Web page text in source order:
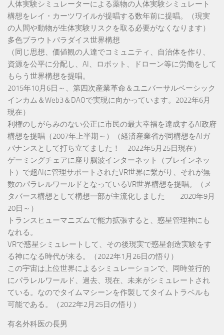
人体実験シミュレーターによる薬物の人体実験シミュレート
構想をレイ・カーツワイルが提唱する数年前に提唱。（現実
の人間や動物が生体実験リスクを取る必要がなくなります）
多色プラウトパラダイス世界構想
（同じ思想、価値観の人達でコミュニティ、自治体を作り、
資源を公平に分配し、AI、ロボット、ドローン等に労働をして
もらう世界構想を提唱。
2015年10月6日～、第四次産業革命＆ユニバーサルベーシック
インカム＆Web3＆DAOで実現に向かっています。2022年6月
現在）
利権のしがらみのない公正に市民の最大幸福を達成するAI政府
構想を提唱（2007年上半期～）（経済産業省が同構想をAIガ
バナンスとして打ち立てました！ 2022年5月25日現在）
ゲーミングチェアに座り脳波インターネット（ブレインネッ
ト）で超AIに管理サポートされたVR世界に繋がり、それが無
数のパラレルワールドとなっているVR世界構想を提唱。（メ
タバース構想として構想一部が主流化しました 2020年9月
20日～）
トランスヒューマニズムで能力拡張すると、惑星管理神にも
なれる。
VRで惑星シミュレートして、その後現実で惑星創造実験をす
る神になる時代が来る。（2022年1月26日の悟り）
この宇宙は上位世界によるシミュレーションで、同時並行的
にパラレルワールド、過去、現在、未来がシミュレートされ
ている。なのでタイムマシーンを作製してタイムトラベルも
可能である。（2022年2月25日の悟り）
有名外科医の長男